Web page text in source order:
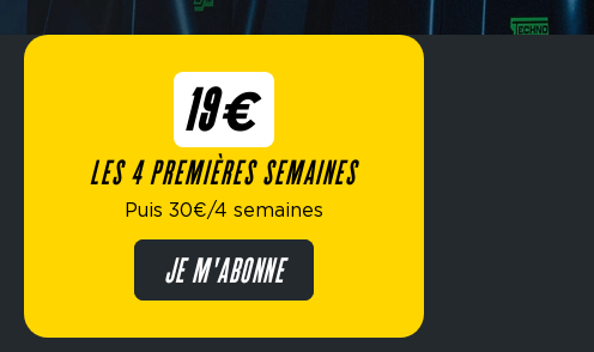
19€
LES 4 PREMIÈRES SEMAINES
Puis 30€/4 semaines
JE M'ABONNE